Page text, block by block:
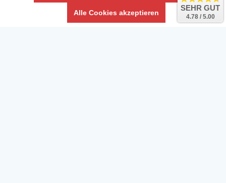
Alle Cookies akzeptieren
SEHR GUT
4.78 / 5.00